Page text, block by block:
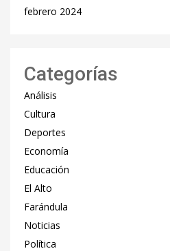
febrero 2024
Categorías
Análisis
Cultura
Deportes
Economía
Educación
El Alto
Farándula
Noticias
Política